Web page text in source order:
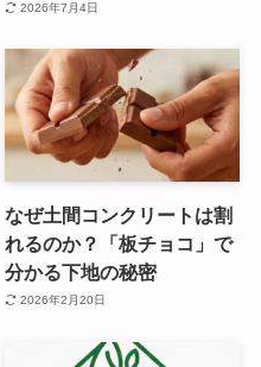
2026年7月4日
なぜ土間コンクリートは割
れるのか？「板チョコ」で
分かる下地の秘密
2026年2月20日